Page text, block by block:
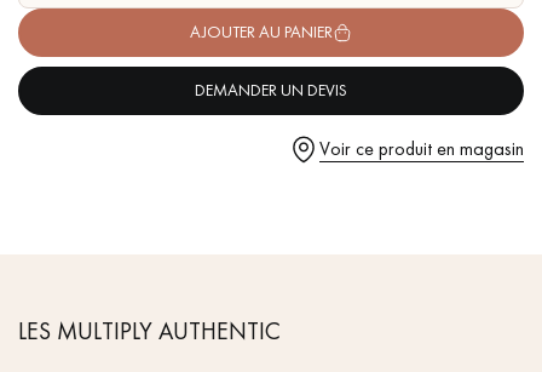
Demandez un rendez-vous personnalisé
AJOUTER AU PANIER
DEMANDER UN DEVIS
Voir ce produit en magasin
LES MULTIPLY AUTHENTIC